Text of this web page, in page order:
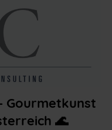
Gourmetkunst
🌊